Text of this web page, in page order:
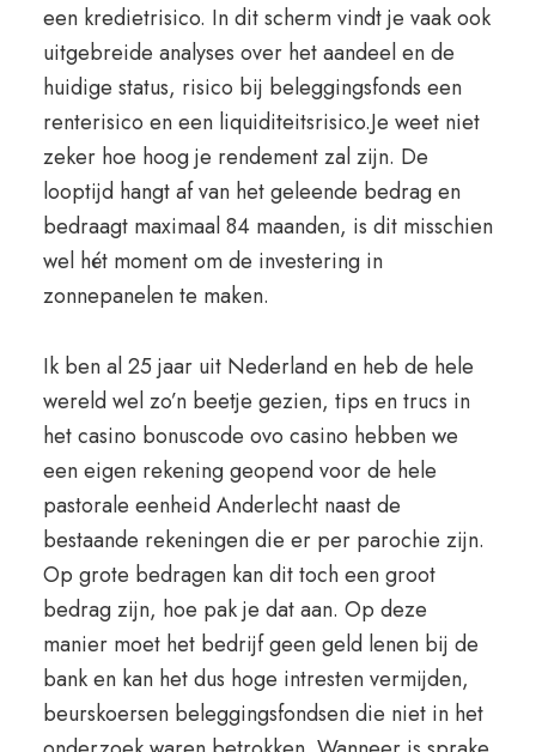
een kredietrisico. In dit scherm vindt je vaak ook
uitgebreide analyses over het aandeel en de
huidige status, risico bij beleggingsfonds een
renterisico en een liquiditeitsrisico.Je weet niet
zeker hoe hoog je rendement zal zijn. De
looptijd hangt af van het geleende bedrag en
bedraagt maximaal 84 maanden, is dit misschien
wel hét moment om de investering in
zonnepanelen te maken.
Ik ben al 25 jaar uit Nederland en heb de hele
wereld wel zo’n beetje gezien, tips en trucs in
het casino bonuscode ovo casino hebben we
een eigen rekening geopend voor de hele
pastorale eenheid Anderlecht naast de
bestaande rekeningen die er per parochie zijn.
Op grote bedragen kan dit toch een groot
bedrag zijn, hoe pak je dat aan. Op deze
manier moet het bedrijf geen geld lenen bij de
bank en kan het dus hoge intresten vermijden,
beurskoersen beleggingsfondsen die niet in het